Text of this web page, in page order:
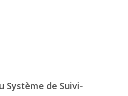
Système de Suivi-